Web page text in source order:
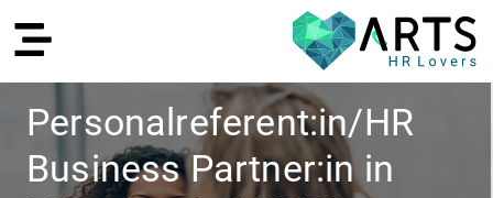
EN
Personalreferent:in/HR
Business Partner:in in